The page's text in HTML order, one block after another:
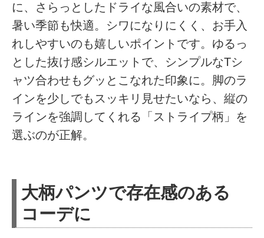
に、さらっとしたドライな風合いの素材で、
暑い季節も快適。シワになりにくく、お手入
れしやすいのも嬉しいポイントです。ゆるっ
とした抜け感シルエットで、シンプルなTシ
ャツ合わせもグッとこなれた印象に。脚のラ
インを少しでもスッキリ見せたいなら、縦の
ラインを強調してくれる「ストライプ柄」を
選ぶのが正解。
大柄パンツで存在感のある
コーデに